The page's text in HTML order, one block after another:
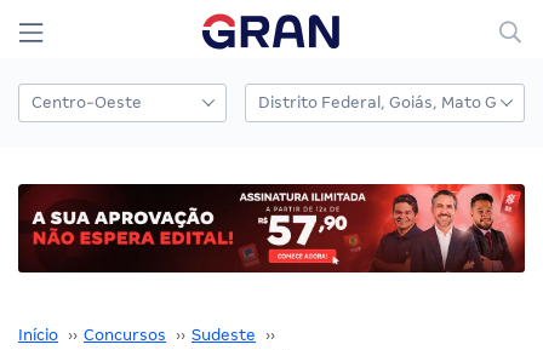
Início ›› Concursos ›› Sudeste ››